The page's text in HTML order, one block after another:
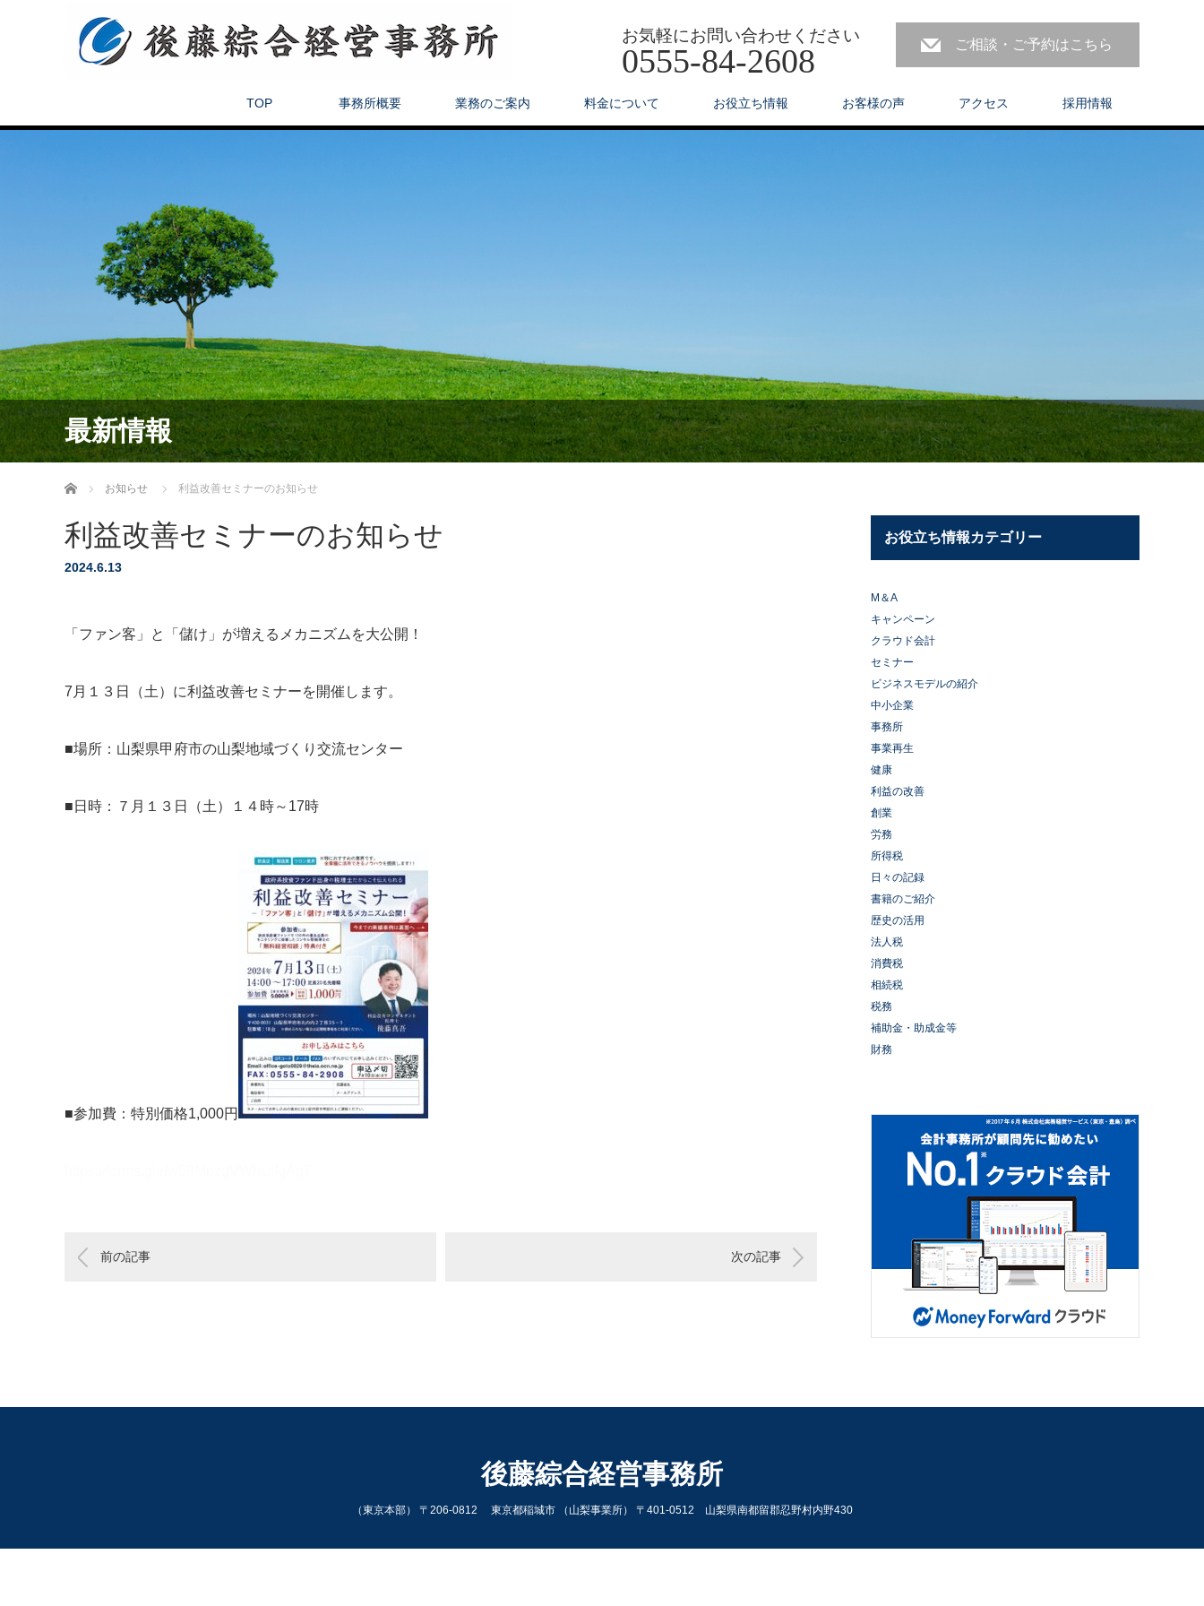
お気軽にお問い合わせください
0555-84-2608 ご相談・ご予約はこちら
TOP 事務所概要 業務のご案内 料金について お役立ち情報 お客様の声 アクセス 採用情報
最新情報
ホーム お知らせ 利益改善セミナーのお知らせ
利益改善セミナーのお知らせ
2024.6.13
「ファン客」と「儲け」が増えるメカニズムを大公開！
7月１３日（土）に利益改善セミナーを開催します。
■場所：山梨県甲府市の山梨地域づくり交流センター
■日時：７月１３日（土）１４時～17時
■参加費：特別価格1,000円
前の記事 次の記事
お役立ち情報カテゴリー
M＆A
キャンペーン
クラウド会計
セミナー
ビジネスモデルの紹介
中小企業
事務所
事業再生
健康
利益の改善
創業
労務
所得税
日々の記録
書籍のご紹介
歴史の活用
法人税
消費税
相続税
税務
補助金・助成金等
財務
後藤綜合経営事務所
（東京本部） 〒206-0812 東京都稲城市 （山梨事業所） 〒401-0512 山梨県南都留郡忍野村内野430